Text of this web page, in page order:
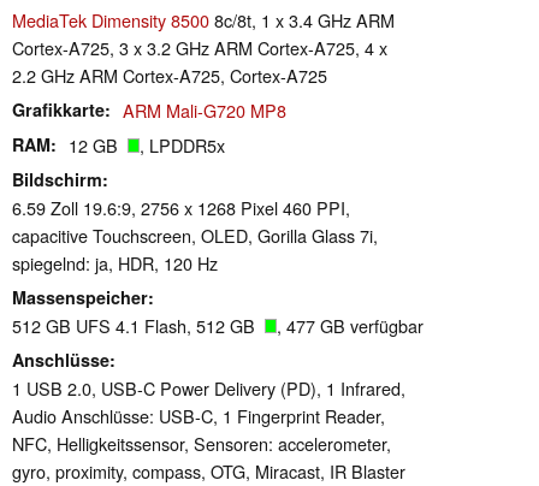
MediaTek Dimensity 85008c/8t, 1 x 3.4 GHz ARM
Cortex-A725, 3 x 3.2 GHz ARM Cortex-A725, 4 x
2.2 GHz ARM Cortex-A725, Cortex-A725
Grafikkarte ARM Mali-G720 MP8
RAM 12 GB , LPDDR5x
Bildschirm
6.59 Zoll 19.6:9, 2756 x 1268 Pixel 460 PPI,
capacitive Touchscreen, OLED, Gorilla Glass 7i,
spiegelnd: ja, HDR, 120 Hz
Massenspeicher
512 GB UFS 4.1 Flash, 512 GB , 477 GB verfügbar
Anschlüsse
1 USB 2.0, USB-C Power Delivery (PD), 1 Infrared,
Audio Anschlüsse: USB-C, 1 Fingerprint Reader,
NFC, Helligkeitssensor, Sensoren: accelerometer,
gyro, proximity, compass, OTG, Miracast, IR Blaster